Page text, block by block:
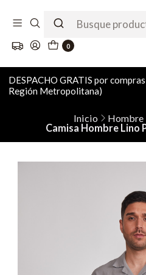
0
DESPACHO GRATIS por
Región Metropolitana)
Inicio Hombre
Camisa Hombre Lino